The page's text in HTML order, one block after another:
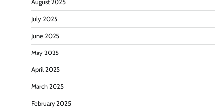
August 2025
July 2025
June 2025
May 2025
April 2025
March 2025
February 2025